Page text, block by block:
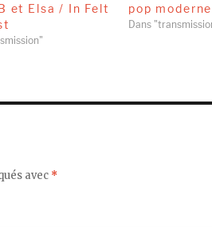
et Elsa / In Felt
pop moderne
Dans
avec *